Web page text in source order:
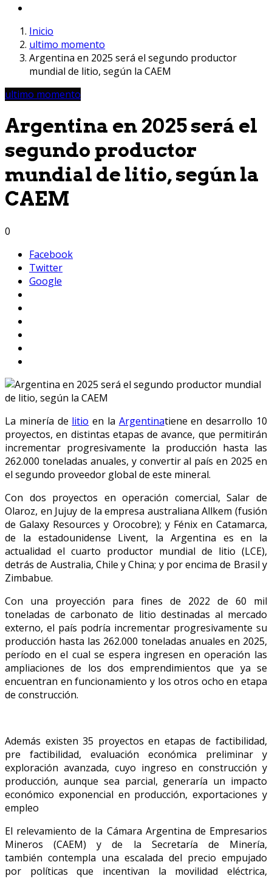
Inicio
ultimo momento
Argentina en 2025 será el segundo productor
mundial de litio, según la CAEM
ultimo momento
Argentina en 2025 será el
segundo productor
mundial de litio, según la
CAEM
0
Facebook
Twitter
Google
La minería de litio en la Argentinatiene en desarrollo 10
proyectos, en distintas etapas de avance, que permitirán
incrementar progresivamente la producción hasta las
262.000 toneladas anuales, y convertir al país en 2025 en
el segundo proveedor global de este mineral.
Con dos proyectos en operación comercial, Salar de
Olaroz, en Jujuy de la empresa australiana Allkem (fusión
de Galaxy Resources y Orocobre); y Fénix en Catamarca,
de la estadounidense Livent, la Argentina es en la
actualidad el cuarto productor mundial de litio (LCE),
detrás de Australia, Chile y China; y por encima de Brasil y
Zimbabue.
Con una proyección para fines de 2022 de 60 mil
toneladas de carbonato de litio destinadas al mercado
externo, el país podría incrementar progresivamente su
producción hasta las 262.000 toneladas anuales en 2025,
período en el cual se espera ingresen en operación las
ampliaciones de los dos emprendimientos que ya se
encuentran en funcionamiento y los otros ocho en etapa
de construcción.
Además existen 35 proyectos en etapas de factibilidad,
pre factibilidad, evaluación económica preliminar y
exploración avanzada, cuyo ingreso en construcción y
producción, aunque sea parcial, generaría un impacto
económico exponencial en producción, exportaciones y
empleo
El relevamiento de la Cámara Argentina de Empresarios
Mineros (CAEM) y de la Secretaría de Minería,
también contempla una escalada del precio empujado
por políticas que incentivan la movilidad eléctrica,